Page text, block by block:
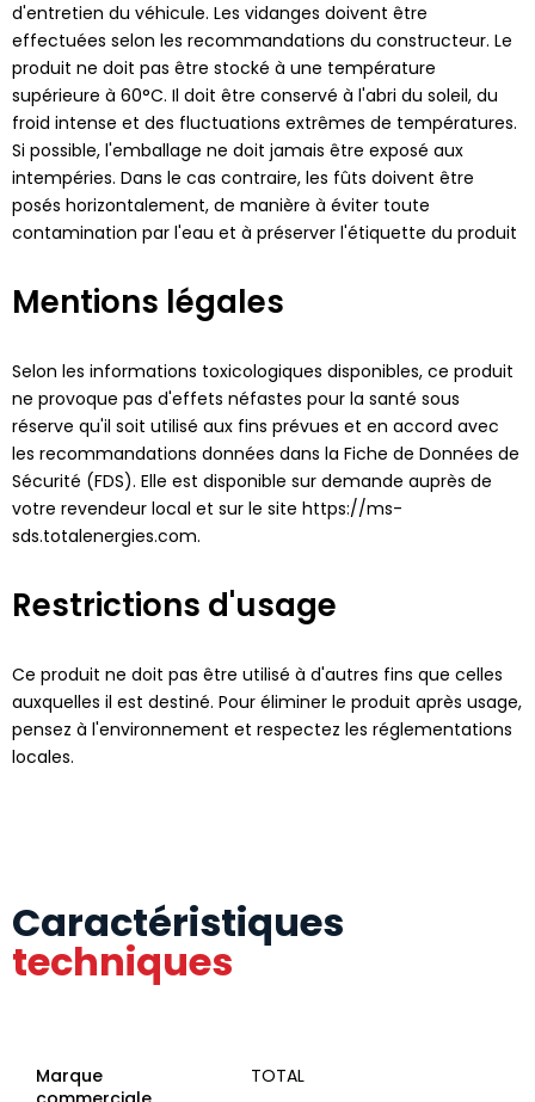
d'entretien du véhicule. Les vidanges doivent être
effectuées selon les recommandations du constructeur. Le
produit ne doit pas être stocké à une température
supérieure à 60°C. Il doit être conservé à l'abri du soleil, du
froid intense et des fluctuations extrêmes de températures.
Si possible, l'emballage ne doit jamais être exposé aux
intempéries. Dans le cas contraire, les fûts doivent être
posés horizontalement, de manière à éviter toute
contamination par l'eau et à préserver l'étiquette du produit
Mentions légales
Selon les informations toxicologiques disponibles, ce produit
ne provoque pas d'effets néfastes pour la santé sous
réserve qu'il soit utilisé aux fins prévues et en accord avec
les recommandations données dans la Fiche de Données de
Sécurité (FDS). Elle est disponible sur demande auprès de
votre revendeur local et sur le site https://ms-
sds.totalenergies.com.
Restrictions d'usage
Ce produit ne doit pas être utilisé à d'autres fins que celles
auxquelles il est destiné. Pour éliminer le produit après usage,
pensez à l'environnement et respectez les réglementations
locales.
Caractéristiques
techniques
Marque
TOTAL